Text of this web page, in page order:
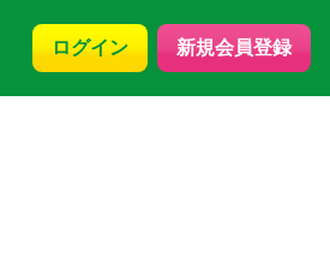
ログイン 新規会員登録